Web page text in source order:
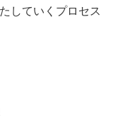
していくプロセス